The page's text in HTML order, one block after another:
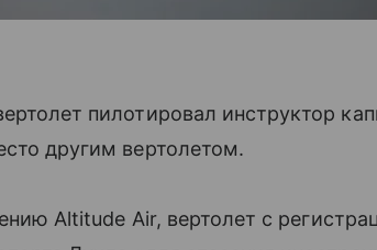
пилотировал инструктор
другим вертолетом.
Altitude Air, вертолет с